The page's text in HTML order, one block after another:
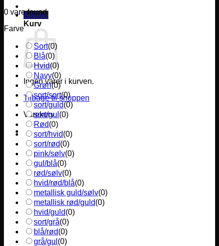
0,00 kr.
Kurv
Ingen varer i kurven.
Tilbage til shoppen
Varekurv
0 vare found
Farve
Sort(0)
Blå(0)
Hvid(0)
Navy(0)
Grøn(0)
sort/sort(0)
sort/guld(0)
sort/gul (0)
Rød(0)
sort/hvid(0)
sort/rød(0)
pink/sølv(0)
gul/blå(0)
rød/sølv(0)
hvid/rød/blå(0)
metallisk guld/sølv(0)
metallisk rød/guld(0)
hvid/guld(0)
sort/grå(0)
blå/rød(0)
grå/gul (0)